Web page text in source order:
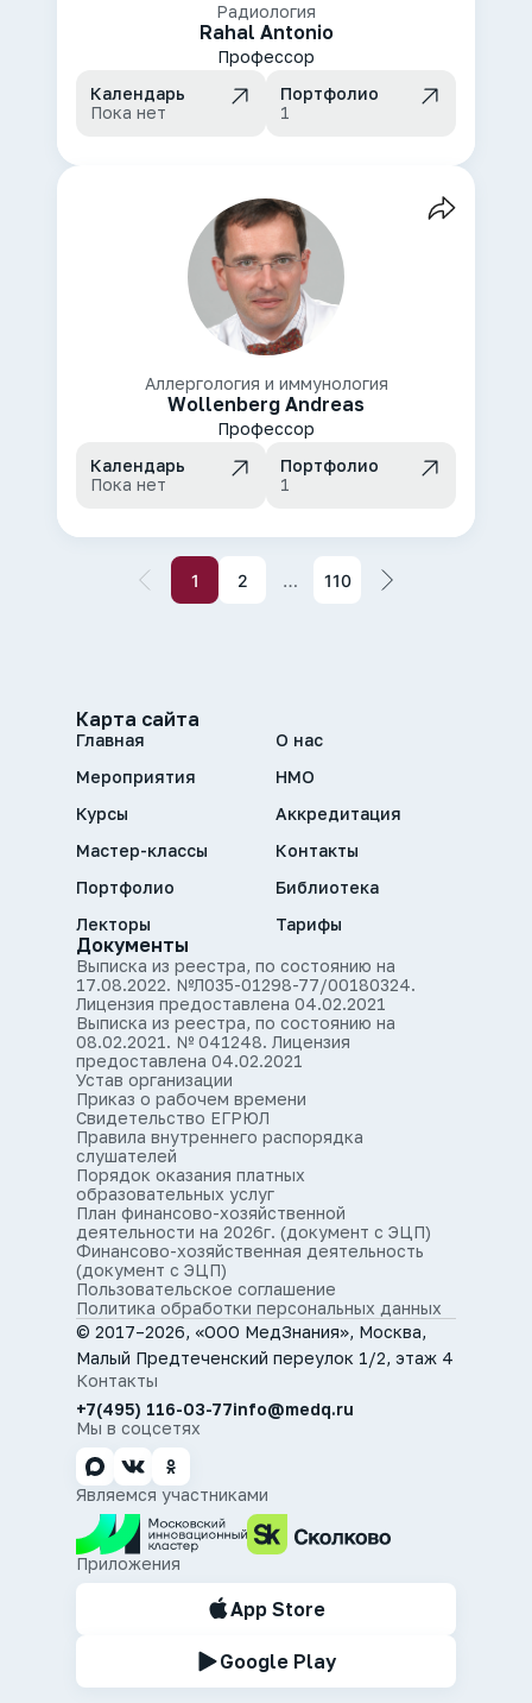
Радиология
Rahal Antonio
Профессор
Календарь
Пока нет
Портфолио
1
Аллергология и иммунология
Wollenberg Andreas
Профессор
Календарь
Пока нет
Портфолио
1
1 2 … 110
Карта сайта
Главная
Мероприятия
Курсы
Мастер-классы
Портфолио
Лекторы
О нас
НМО
Аккредитация
Контакты
Библиотека
Тарифы
Документы
Выписка из реестра, по состоянию на
17.08.2022. №Л035-01298-77/00180324.
Лицензия предоставлена 04.02.2021
Выписка из реестра, по состоянию на
08.02.2021. № 041248. Лицензия
предоставлена 04.02.2021
Устав организации
Приказ о рабочем времени
Свидетельство ЕГРЮЛ
Правила внутреннего распорядка
слушателей
Порядок оказания платных
образовательных услуг
План финансово-хозяйственной
деятельности на 2026г. (документ с ЭЦП)
Финансово-хозяйственная деятельность
(документ с ЭЦП)
Пользовательское соглашение
Политика обработки персональных данных
© 2017–2026, «ООО МедЗнания», Москва,
Малый Предтеченский переулок 1/2, этаж 4
Контакты
+7(495) 116-03-77info@medq.ru
Мы в соцсетях
Являемся участниками
Приложения
App Store
Google Play